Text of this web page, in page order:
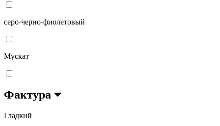
серо-черно-фиолетовый
Мускат
Фактура
Гладкий